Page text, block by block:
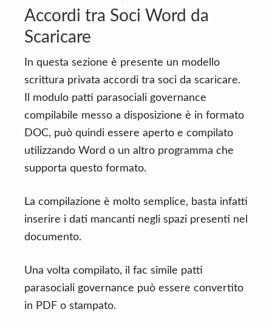
Accordi tra Soci Word da
Scaricare
In questa sezione è presente un modello
scrittura privata accordi tra soci da scaricare.
Il modulo patti parasociali governance
compilabile messo a disposizione è in formato
DOC, può quindi essere aperto e compilato
utilizzando Word o un altro programma che
supporta questo formato.
La compilazione è molto semplice, basta infatti
inserire i dati mancanti negli spazi presenti nel
documento.
Una volta compilato, il fac simile patti
parasociali governance può essere convertito
in PDF o stampato.